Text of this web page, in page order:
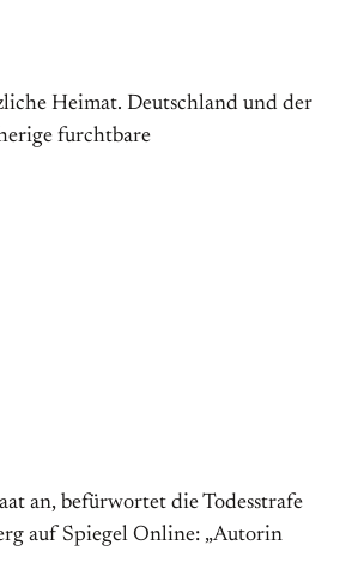
Heimat. Deutschland und der
furchtbare
an, befürwortet die Todesstrafe
auf Spiegel Online: „Autorin